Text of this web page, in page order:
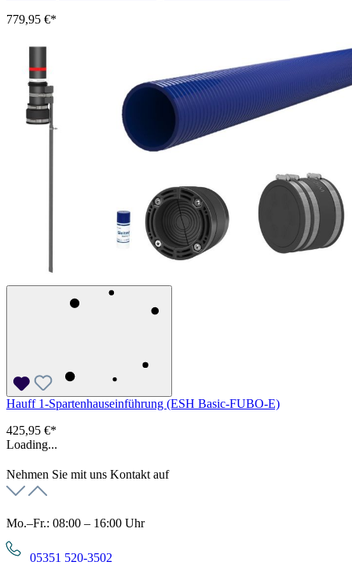
779,95 €*
Hauff 1-Spartenhauseinführung (ESH Basic-FUBO-E)
425,95 €*
Loading...
Nehmen Sie mit uns Kontakt auf
Mo.–Fr.: 08:00 – 16:00 Uhr
05351 520-3502